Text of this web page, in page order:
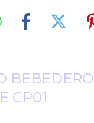
BEBEDERO
CP01